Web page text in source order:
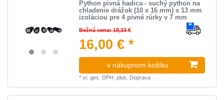
Python pivná hadica - suchý python na
chladenie drážok (10 x 16 mm) s 13 mm
izoláciou pre 4 pivné rúrky v 7 mm
Bežná cena: 18,33 €
16,00 € *
v nákupnom košíku
*vr. ges. DPH. plus. Doprava